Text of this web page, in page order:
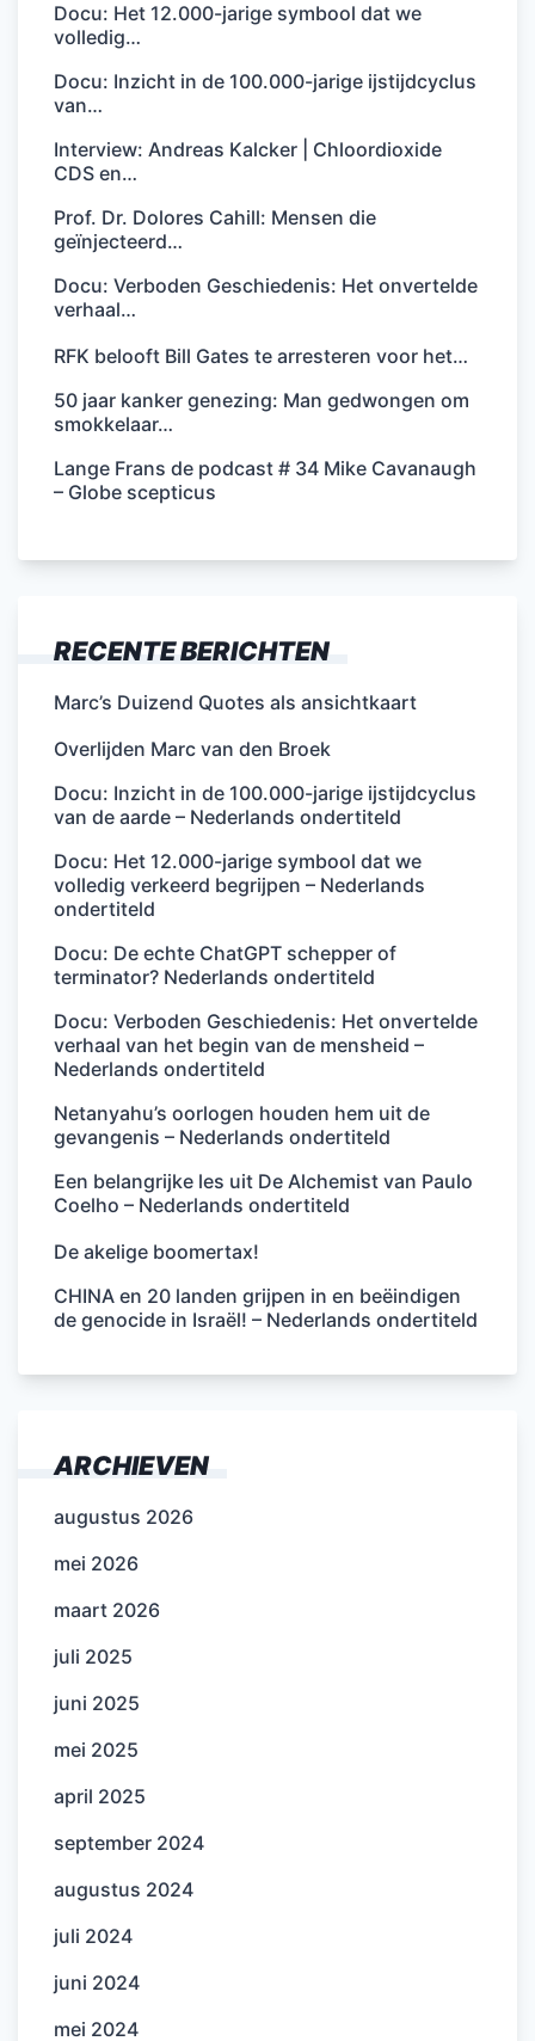
Docu: Het 12.000-jarige symbool dat we
volledig…
Docu: Inzicht in de 100.000-jarige ijstijdcyclus
van…
Interview: Andreas Kalcker | Chloordioxide
CDS en…
Prof. Dr. Dolores Cahill: Mensen die
geïnjecteerd…
Docu: Verboden Geschiedenis: Het onvertelde
verhaal…
RFK belooft Bill Gates te arresteren voor het…
50 jaar kanker genezing: Man gedwongen om
smokkelaar…
Lange Frans de podcast # 34 Mike Cavanaugh
– Globe scepticus
RECENTE BERICHTEN
Marc’s Duizend Quotes als ansichtkaart
Overlijden Marc van den Broek
Docu: Inzicht in de 100.000-jarige ijstijdcyclus
van de aarde – Nederlands ondertiteld
Docu: Het 12.000-jarige symbool dat we
volledig verkeerd begrijpen – Nederlands
ondertiteld
Docu: De echte ChatGPT schepper of
terminator? Nederlands ondertiteld
Docu: Verboden Geschiedenis: Het onvertelde
verhaal van het begin van de mensheid –
Nederlands ondertiteld
Netanyahu’s oorlogen houden hem uit de
gevangenis – Nederlands ondertiteld
Een belangrijke les uit De Alchemist van Paulo
Coelho – Nederlands ondertiteld
De akelige boomertax!
CHINA en 20 landen grijpen in en beëindigen
de genocide in Israël! – Nederlands ondertiteld
ARCHIEVEN
augustus 2026
mei 2026
maart 2026
juli 2025
juni 2025
mei 2025
april 2025
september 2024
augustus 2024
juli 2024
juni 2024
mei 2024